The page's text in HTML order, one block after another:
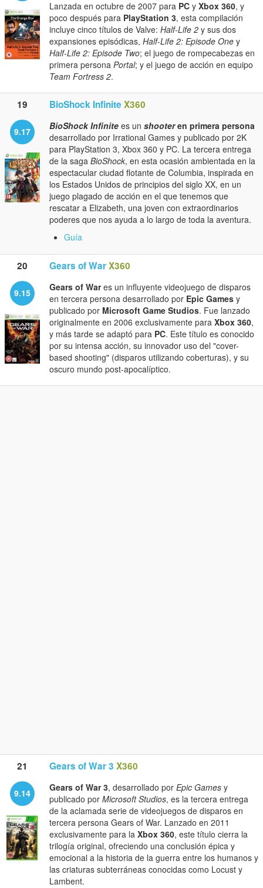
Lanzada en octubre de 2007 para PC y Xbox 360, y
poco después para PlayStation 3, esta compilación
incluye cinco títulos de Valve: Half-Life 2 y sus dos
expansiones episódicas, Half-Life 2: Episode One y
Half-Life 2: Episode Two; el juego de rompecabezas en
primera persona Portal; y el juego de acción en equipo
Team Fortress 2.
19 BioShock Infinite X360
9.17 BioShock Infinite es un shooteren primera persona
desarrollado por Irrational Games y publicado por 2K
para PlayStation 3, Xbox 360 y PC. La tercera entrega
de la saga BioShock, en esta ocasión ambientada en la
espectacular ciudad flotante de Columbia, inspirada en
los Estados Unidos de principios del siglo XX, en un
juego plagado de acción en el que tenemos que
rescatar a Elizabeth, una joven con extraordinarios
poderes que nos ayuda a lo largo de toda la aventura.
Guía
20 Gears of WarX360
9.15 Gears of Wares un influyente videojuego de disparos
en tercera persona desarrollado por Epic Games y
publicado por Microsoft Game Studios. Fue lanzado
originalmente en 2006 exclusivamente para Xbox 360,
y más tarde se adaptó para PC. Este título es conocido
por su intensa acción, su innovador uso del "cover-
based shooting" (disparos utilizando coberturas), y su
oscuro mundo post-apocalíptico.
21 Gears of War 3 X360
9.14 Gears of War 3, desarrollado por Epic Games y
publicado por Microsoft Studios, es la tercera entrega
de la aclamada serie de videojuegos de disparos en
tercera persona Gears of War. Lanzado en 2011
exclusivamente para la Xbox 360, este título cierra la
trilogía original, ofreciendo una conclusión épica y
emocional a la historia de la guerra entre los humanos y
las criaturas subterráneas conocidas como Locust y
Lambent.